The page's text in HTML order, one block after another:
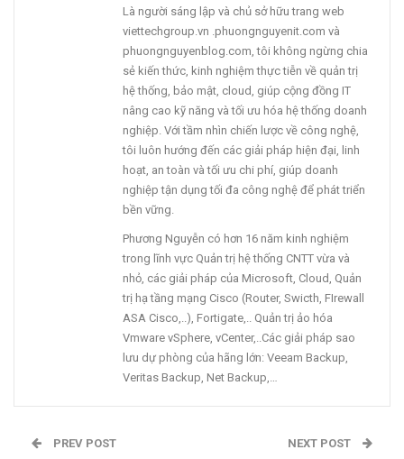
Là người sáng lập và chủ sở hữu trang web
viettechgroup.vn .phuongnguyenit.com và
phuongnguyenblog.com, tôi không ngừng chia
sẻ kiến thức, kinh nghiệm thực tiễn về quản trị
hệ thống, bảo mật, cloud, giúp cộng đồng IT
nâng cao kỹ năng và tối ưu hóa hệ thống doanh
nghiệp. Với tầm nhìn chiến lược về công nghệ,
tôi luôn hướng đến các giải pháp hiện đại, linh
hoạt, an toàn và tối ưu chi phí, giúp doanh
nghiệp tận dụng tối đa công nghệ để phát triển
bền vững.
Phương Nguyễn có hơn 16 năm kinh nghiệm
trong lĩnh vực Quản trị hệ thống CNTT vừa và
nhỏ, các giải pháp của Microsoft, Cloud, Quản
trị hạ tầng mạng Cisco (Router, Swicth, FIrewall
ASA Cisco,..), Fortigate,.. Quản trị ảo hóa
Vmware vSphere, vCenter,..Các giải pháp sao
lưu dự phòng của hãng lớn: Veeam Backup,
Veritas Backup, Net Backup,…
PREV POST NEXT POST